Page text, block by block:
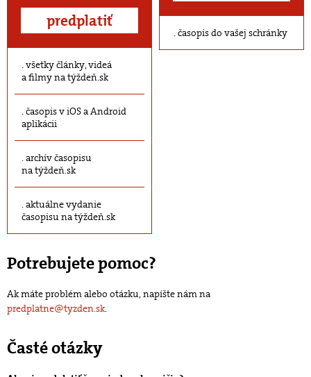
predplatiť
všetky články, videá
a filmy na týždeň.sk
časopis v iOS a Android
aplikácii
archív časopisu
na týždeň.sk
aktuálne vydanie
časopisu na týždeň.sk
časopis do vašej schránky
Potrebujete pomoc?
Ak máte problém alebo otázku, napíšte nám na
predplatne@tyzden.sk.
Časté otázky